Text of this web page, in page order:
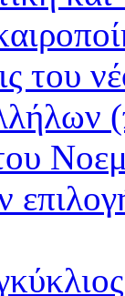
του